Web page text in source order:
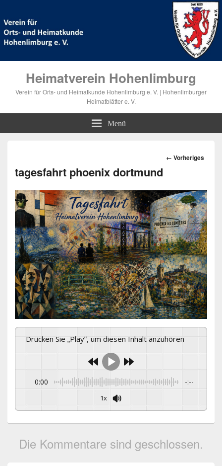
Heimatverein Hohenlimburg
Verein für Orts- und Heimatkunde Hohenlimburg e. V. | Hohenlimburger
Heimatblätter e. V.
Menü
Bilder-
← Vorheriges
tagesfahrt phoenix dortmund
Drücken Sie „Play“, um diesen Inhalt anzuhören
0:00 -:--
1x
Die Kommentare sind geschlossen.